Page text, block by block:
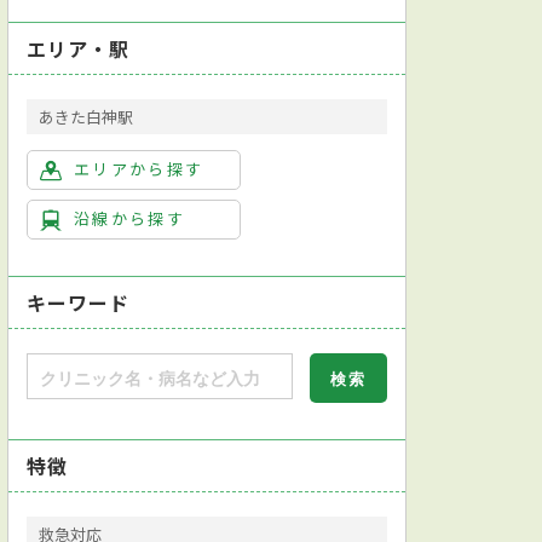
エリア・駅
あきた白神駅
エリアから探す
沿線から探す
キーワード
特徴
救急対応